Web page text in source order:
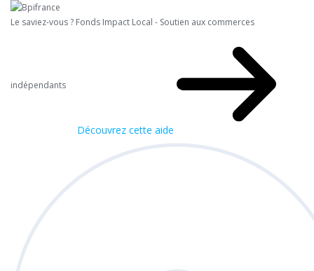
Le saviez-vous ? Fonds Impact Local - Soutien aux commerces
indépendants
Découvrez cette aide